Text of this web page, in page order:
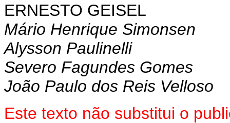
ERNESTO GEISEL
Mário Henrique Simonsen
Alysson Paulinelli
Severo Fagundes Gomes
João Paulo dos Reis Velloso
Este texto não substitui o